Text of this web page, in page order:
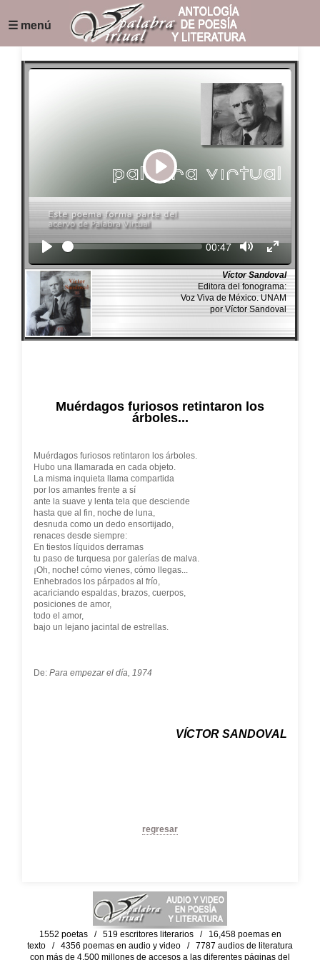
☰ menú
Play
Seek Current
00:47
Víctor Sandoval
Editora del fonograma:
Voz Viva de México. UNAM
por Víctor Sandoval
Muérdagos furiosos retintaron los
árboles...
Muérdagos furiosos retintaron los árboles.
Hubo una llamarada en cada objeto.
La misma inquieta llama compartida
por los amantes frente a sí
ante la suave y lenta tela que desciende
hasta que al fin, noche de luna,
desnuda como un dedo ensortijado,
renaces desde siempre:
En tiestos líquidos derramas
tu paso de turquesa por galerías de malva.
¡Oh, noche! cómo vienes, cómo llegas...
Enhebrados los párpados al frío,
acariciando espaldas, brazos, cuerpos,
posiciones de amor,
todo el amor,
bajo un lejano jacintal de estrellas.
De: Para empezar el día, 1974
VÍCTOR SANDOVAL
regresar
1552 poetas / 519 escritores literarios / 16,458 poemas en
texto / 4356 poemas en audio y video / 7787 audios de literatura
con más de 4,500 millones de accesos a las diferentes páginas del